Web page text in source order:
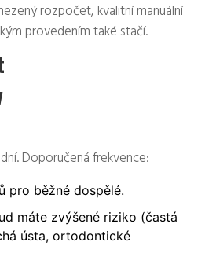
rozpočet, kvalitní manuální
provedením také stačí.
Doporučená frekvence:
pro běžné dospělé.
máte zvýšené riziko (častá
ústa, ortodontické